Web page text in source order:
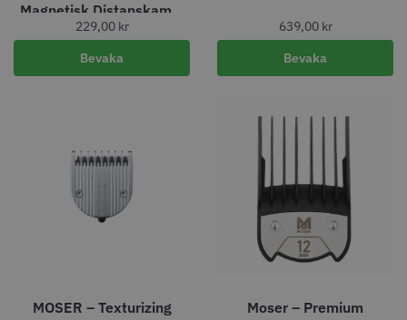
Magnetisk Distanskam 3
st
229,00 kr
Bevaka
639,00 kr
Bevaka
MOSER – Texturizing
Moser – Premium
mm blå/grå - 12 st
Info
569.00 kr
Köp